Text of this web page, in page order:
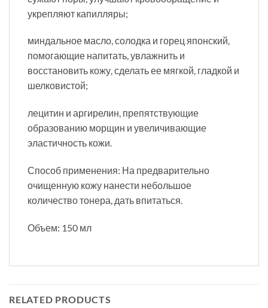
укрепляют капилляры;
миндальное масло, солодка и горец японский,
помогающие напитать, увлажнить и
восстановить кожу, сделать ее мягкой, гладкой и
шелковистой;
лецитин и аргирелин, препятствующие
образованию морщин и увеличивающие
эластичность кожи.
Способ применения: На предварительно
очищенную кожу нанести небольшое
количество тонера, дать впитаться.
Объем: 150 мл
RELATED PRODUCTS